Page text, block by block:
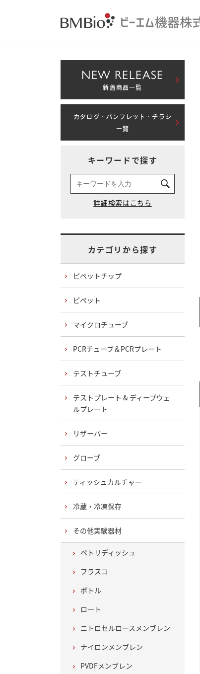
NEW RELEASE
新着商品一覧
カタログ・パンフレット・チラシ
一覧
キーワードで探す
カテゴリから探す
ピペットチップ
ピペット
マイクロチューブ
PCRチューブ＆PCRプレート
テストチューブ
テストプレート & ディープウェ
ルプレート
リザーバー
グローブ
ティッシュカルチャー
冷蔵・冷凍保存
その他実験器材
ペトリディッシュ
フラスコ
ボトル
ロート
ニトロセルロースメンブレン
ナイロンメンブレン
PVDFメンブレン